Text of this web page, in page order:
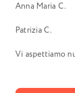
Anna Maria C.
Patrizia C.
Vi aspettiamo